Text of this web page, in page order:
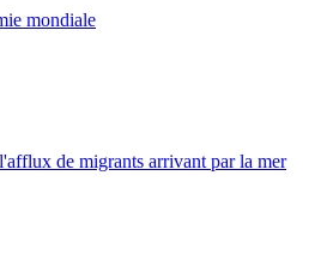
mondiale
de migrants arrivant par la mer